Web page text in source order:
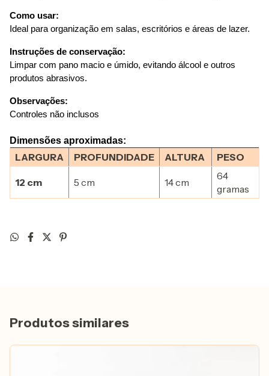
Como usar:
Ideal para organização em salas, escritórios e áreas de lazer.
Instruções de conservação:
Limpar com pano macio e úmido, evitando álcool e outros
produtos abrasivos.
Observações:
Controles não inclusos
Dimensões aproximadas:
LARGURA PROFUNDIDADE ALTURA PESO
12 cm 5 cm 14 cm
64
gramas
Produtos similares